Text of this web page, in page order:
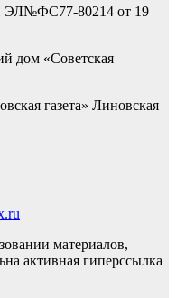
ЭЛ№ФС77-80214 от 19
дом «Советская
газета» Линовская
материалов,
активная гиперссылка